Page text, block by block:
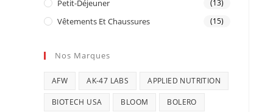
Petit-Déjeuner (13)
Vêtements Et Chaussures (15)
Nos Marques
AFW AK-47 LABS APPLIED NUTRITION
BIOTECH USA BLOOM BOLERO